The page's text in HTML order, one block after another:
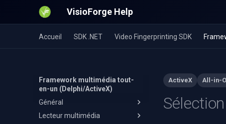
VisioForge Help
Accueil SDK .NET Video Fingerprinting SDK
Framework multimédia tout-
en-un (Delphi/ActiveX)
Général
Installation 64 bits
Lecteur multimédia
ActiveX All-in-